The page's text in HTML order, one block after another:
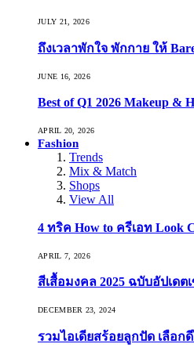
JULY 21, 2026
ถึงเวลาพักใจ พักกาย ให้
JUNE 16, 2026
Best of Q1 2026 Makeup
APRIL 20, 2026
Fashion
Trends
Mix & Match
Shops
View All
4 ทริค How to ครีเอท Look
APRIL 7, 2026
สีเสื้อมงคล 2025 ฉบับอัปเดต
DECEMBER 23, 2024
รวมไอเดียสร้อยลูกปัด เลือ